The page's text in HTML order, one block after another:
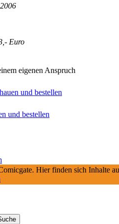
Euro
Hier finden sich Inhalte